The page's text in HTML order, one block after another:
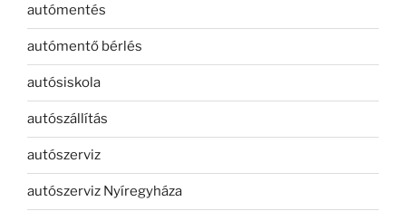
autómentés
autómentő bérlés
autósiskola
autószállítás
autószerviz
autószerviz Nyíregyháza